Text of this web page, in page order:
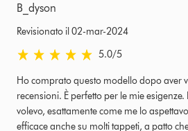
B_dyson
Revisionato il 02-mar-2024
5.0 stelle su 5 da Revisionato il 02-mar-
5.0/5
Ho comprato questo modello dopo aver
recensioni. È perfetto per le mie
volevo, esattamente come me lo
efficace anche su molti tappeti, a patto